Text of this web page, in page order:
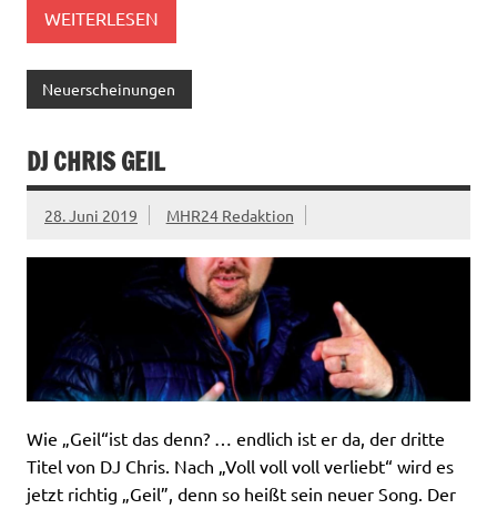
WEITERLESEN
Neuerscheinungen
DJ CHRIS GEIL
28. Juni 2019 MHR24 Redaktion
Wie „Geil“ist das denn? … endlich ist er da, der dritte
Titel von DJ Chris. Nach „Voll voll voll verliebt“ wird es
jetzt richtig „Geil”, denn so heißt sein neuer Song. Der